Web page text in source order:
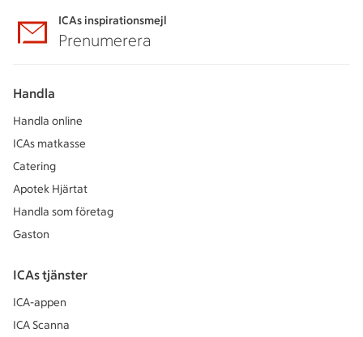
ICAs inspirationsmejl
Prenumerera
Handla
Handla online
ICAs matkasse
Catering
Apotek Hjärtat
Handla som företag
Gaston
ICAs tjänster
ICA-appen
ICA Scanna